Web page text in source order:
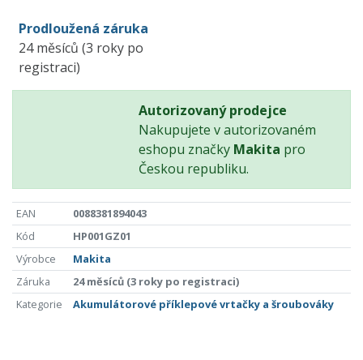
Prodloužená záruka
24 měsíců (3 roky po
registraci)
Autorizovaný prodejce
Nakupujete v autorizovaném
eshopu značky Makita pro
Českou republiku.
EAN
0088381894043
Kód
HP001GZ01
Výrobce
Makita
Záruka
24 měsíců (3 roky po registraci)
Kategorie
Akumulátorové příklepové vrtačky a šroubováky